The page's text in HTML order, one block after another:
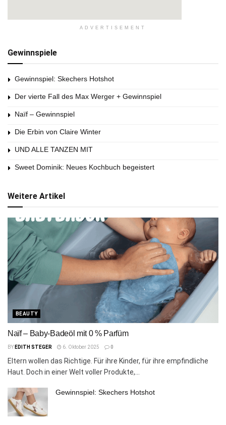
ADVERTISEMENT
Gewinnspiele
Gewinnspiel: Skechers Hotshot
Der vierte Fall des Max Werger + Gewinnspiel
Naïf – Gewinnspiel
Die Erbin von Claire Winter
UND ALLE TANZEN MIT
Sweet Dominik: Neues Kochbuch begeistert
Weitere Artikel
BEAUTY
Naïf – Baby-Badeöl mit 0 % Parfüm
BY EDITH STEGER 6. Oktober 2025 0
Eltern wollen das Richtige. Für ihre Kinder, für ihre empfindliche
Haut. Doch in einer Welt voller Produkte,...
Gewinnspiel: Skechers Hotshot